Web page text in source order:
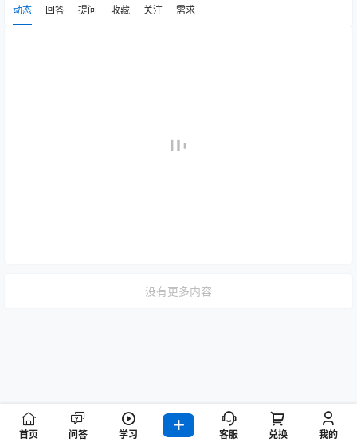
动态 回答 提问 收藏 关注 需求
没有更多内容
首页 问答 学习 客服 兑换 我的